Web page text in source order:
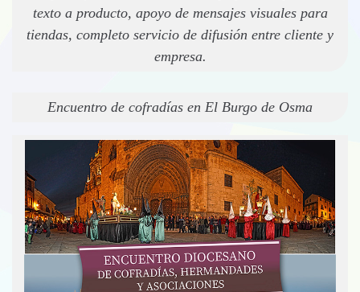
texto a producto, apoyo de mensajes visuales para
tiendas, completo servicio de difusión entre cliente y
empresa.
Encuentro de cofradías en El Burgo de Osma